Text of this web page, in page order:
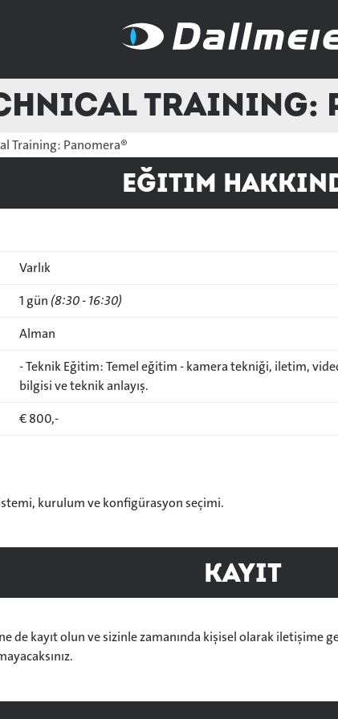
Training:
Training: Panomera®
Eğitim
Varlık
1 gün (8:30 - 16:30)
Alman
- Teknik Eğitim: Temel eğitim - kamera tekniği, iletim,
bilgisi ve teknik anlayış.
€ 800,-
kurulum ve konfigürasyon seçimi.
Kayıt
de kayıt olun ve sizinle zamanında kişisel olarak iletişime